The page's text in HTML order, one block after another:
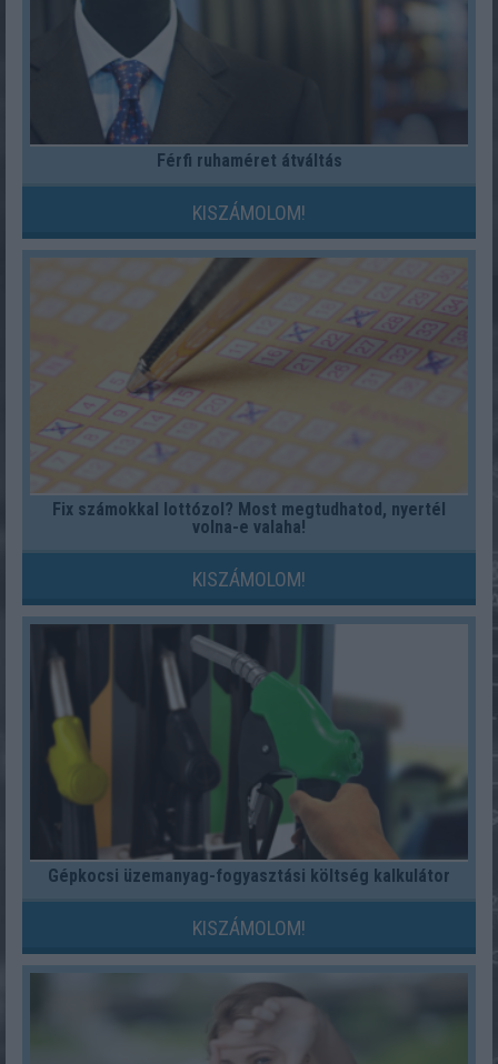
Férfi ruhaméret átváltás
KISZÁMOLOM!
Fix számokkal lottózol? Most megtudhatod, nyertél
volna-e valaha!
KISZÁMOLOM!
Gépkocsi üzemanyag-fogyasztási költség kalkulátor
KISZÁMOLOM!